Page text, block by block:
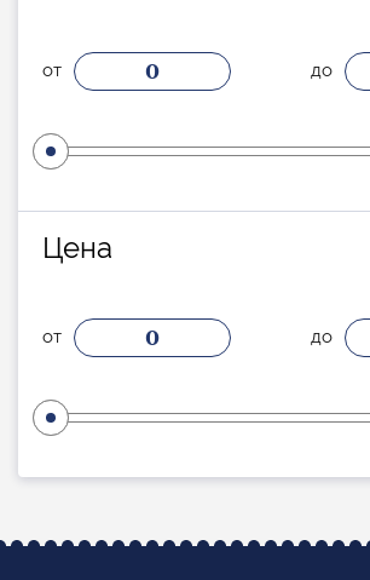
от 0 до
Цена
от 0 до